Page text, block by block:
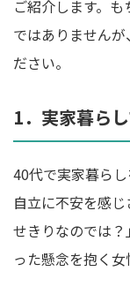
ご紹介します。
ではありません
ださい。
1．実家暮ら
40代で実家暮ら
自立に不安を感
せきりなのでは
った懸念を抱く女